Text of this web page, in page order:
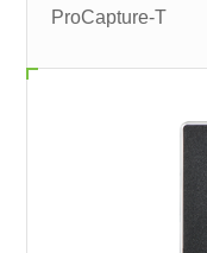
ProCapture-T